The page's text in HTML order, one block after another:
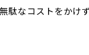
駄なコストをかけ